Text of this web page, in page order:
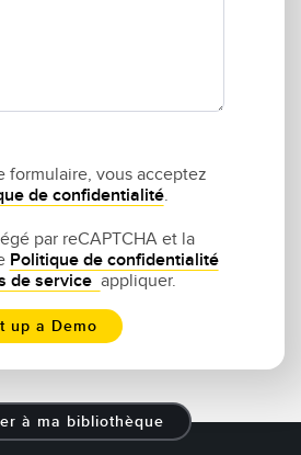
formulaire, vous acceptez
de confidentialité.
par reCAPTCHA et la
Politique de confidentialité
de service appliquer.
à ma bibliothèque